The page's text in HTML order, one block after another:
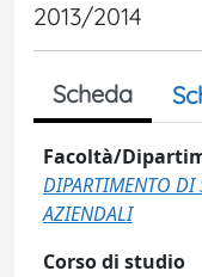
2013/2014
Scheda
Facoltà/
DIPARTIMENTO DI
AZIENDALI
Corso di studio